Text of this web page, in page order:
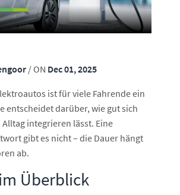
/ ON Dec 01, 2025
ist für viele Fahrende ein
entscheidet darüber, wie gut sich
integrieren lässt. Eine
gibt es nicht – die Dauer hängt
ab.
Überblick